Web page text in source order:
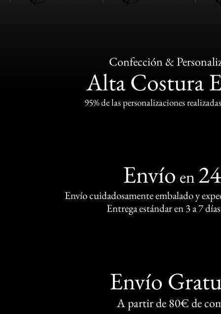
Confección &
Alta Costura
95% de las personalizaciones
Envío en
Envío cuidadosamente embalado y
Entrega estándar en 3 a 7
Envío
A partir de 80€ de